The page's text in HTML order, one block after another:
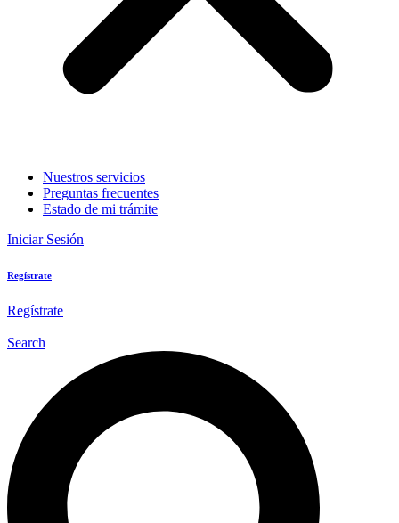
Nuestros servicios
Preguntas frecuentes
Estado de mi trámite
Iniciar Sesión
Regístrate
Regístrate
Search